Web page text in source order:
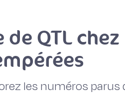
de QTL
les numéros parus